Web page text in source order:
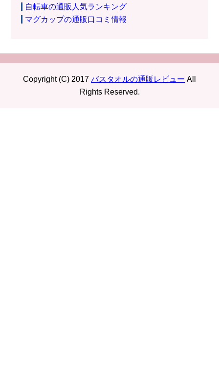
自転車の通販人気ランキング
マグカップの通販口コミ情報
Copyright (C) 2017 バスタオルの通販レビュー All
Rights Reserved.